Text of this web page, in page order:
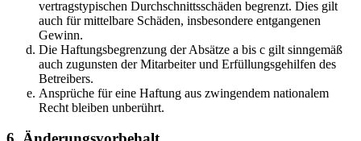
vertragstypischen Durchschnittsschäden begrenzt. Dies gilt
auch für mittelbare Schäden, insbesondere entgangenen
Gewinn.
Die Haftungsbegrenzung der Absätze a bis c gilt sinngemäß
auch zugunsten der Mitarbeiter und Erfüllungsgehilfen des
Betreibers.
Ansprüche für eine Haftung aus zwingendem nationalem
Recht bleiben unberührt.